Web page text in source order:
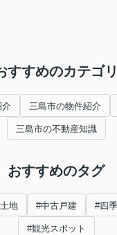
すすめのカテゴリ
介 三島市の物件紹介
三島市の不動産知識
おすすめのタグ
地 #中古戸建 #四季
#観光スポット